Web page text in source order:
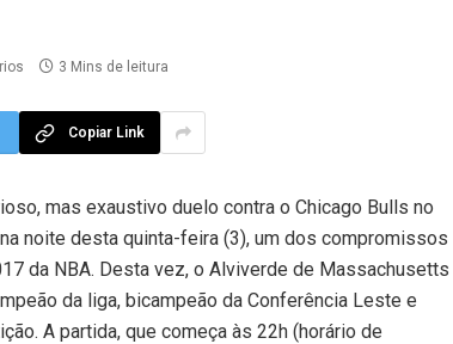
3 Mins de leitura
Copiar Link
mas exaustivo duelo contra o Chicago Bulls no
noite desta quinta-feira (3), um dos compromissos
da NBA. Desta vez, o Alviverde de Massachusetts
da liga, bicampeão da Conferência Leste e
A partida, que começa às 22h (horário de